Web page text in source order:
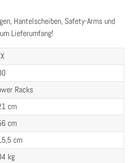
Hantelscheiben, Safety-Arms und
Lieferumfang!
Racks
cm
cm
cm
kg